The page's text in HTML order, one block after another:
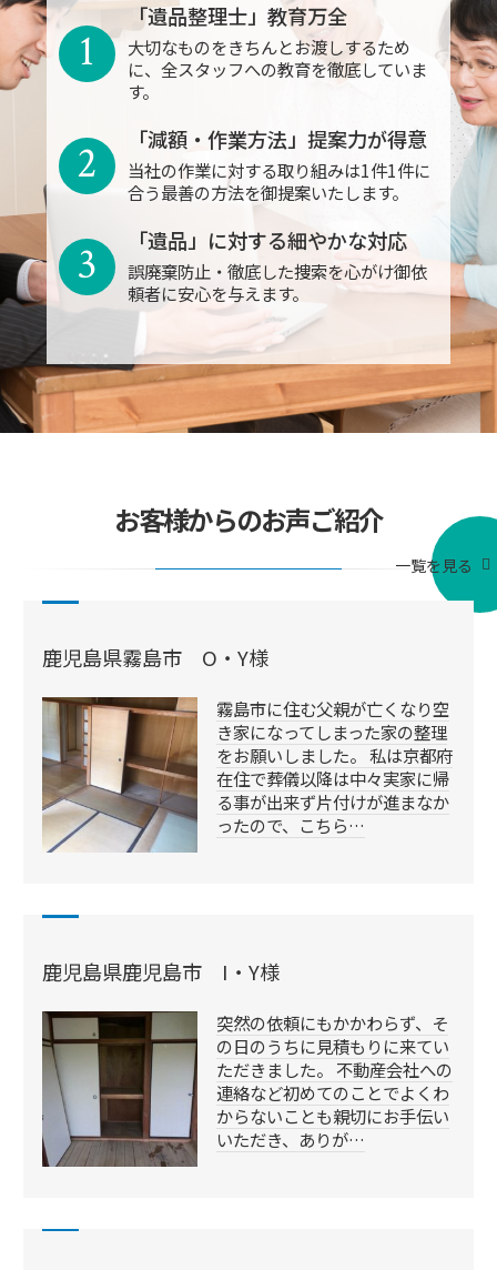
「遺品整理士」教育万全
大切なものをきちんとお渡しするため
に、全スタッフへの教育を徹底していま
す。
1
「減額・作業方法」提案力が得意
当社の作業に対する取り組みは1件1件に
合う最善の方法を御提案いたします。
2
「遺品」に対する細やかな対応
誤廃棄防止・徹底した捜索を心がけ御依
頼者に安心を与えます。
3
お客様からのお声ご紹介
一覧を見る
鹿児島県霧島市 O・Y様
霧島市に住む父親が亡くなり空
き家になってしまった家の整理
をお願いしました。 私は京都府
在住で葬儀以降は中々実家に帰
る事が出来ず片付けが進まなか
ったので、こちら…
鹿児島県鹿児島市 I・Y様
突然の依頼にもかかわらず、そ
の日のうちに見積もりに来てい
ただきました。 不動産会社への
連絡など初めてのことでよくわ
からないことも親切にお手伝い
いただき、ありが…